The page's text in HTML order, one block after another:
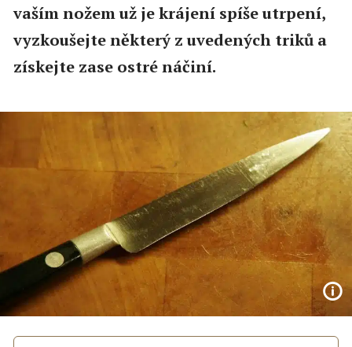
vaším nožem už je krájení spíše utrpení,
vyzkoušejte některý z uvedených triků a
získejte zase ostré náčiní.